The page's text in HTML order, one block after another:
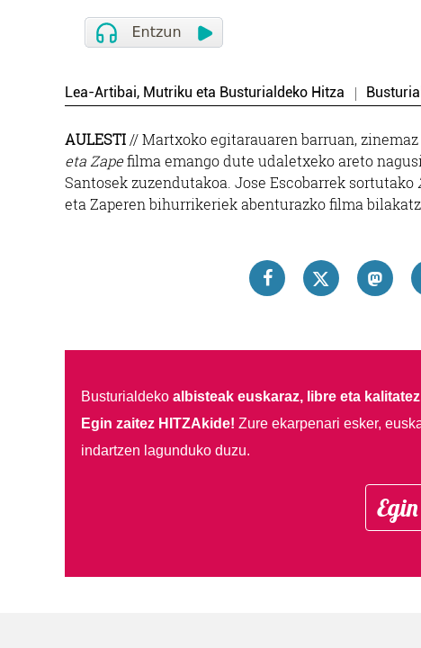
Lea-Artibai, Mutriku eta Busturialdeko Hitza
AULESTI// Martxoko egitarauaren barruan,
eta Zapefilma emango dute udaletxeko areto
Santosek zuzendutakoa. Jose Escobarrek sortutako
eta Zaperen bihurrikeriek abenturazko filma
Busturialdeko albisteak euskaraz, libre eta kalitatez
Egin zaitez HITZAkide! Zure ekarpenari esker,
indartzen lagunduko duzu.